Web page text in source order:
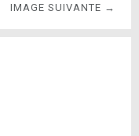
IMAGE SUIVANTE →